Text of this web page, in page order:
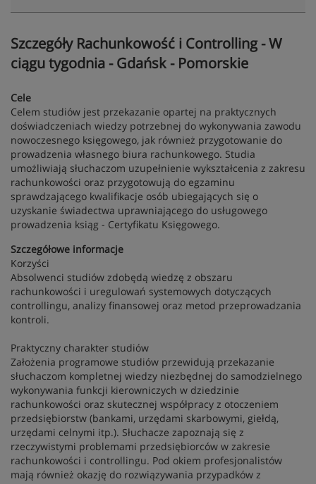
Szczegóły Rachunkowość i Controlling - W
ciągu tygodnia - Gdańsk - Pomorskie
Cele
Celem studiów jest przekazanie opartej na praktycznych
doświadczeniach wiedzy potrzebnej do wykonywania zawodu
nowoczesnego księgowego, jak również przygotowanie do
prowadzenia własnego biura rachunkowego. Studia
umożliwiają słuchaczom uzupełnienie wykształcenia z zakresu
rachunkowości oraz przygotowują do egzaminu
sprawdzającego kwalifikacje osób ubiegających się o
uzyskanie świadectwa uprawniającego do usługowego
prowadzenia ksiąg - Certyfikatu Księgowego.
Szczegółowe informacje
Korzyści
Absolwenci studiów zdobędą wiedzę z obszaru
rachunkowości i uregulowań systemowych dotyczących
controllingu, analizy finansowej oraz metod przeprowadzania
kontroli.
Praktyczny charakter studiów
Założenia programowe studiów przewidują przekazanie
słuchaczom kompletnej wiedzy niezbędnej do samodzielnego
wykonywania funkcji kierowniczych w dziedzinie
rachunkowości oraz skutecznej współpracy z otoczeniem
przedsiębiorstw (bankami, urzędami skarbowymi, giełdą,
urzędami celnymi itp.). Słuchacze zapoznają się z
rzeczywistymi problemami przedsiębiorców w zakresie
rachunkowości i controllingu. Pod okiem profesjonalistów
mają również okazję do rozwiązywania przypadków z